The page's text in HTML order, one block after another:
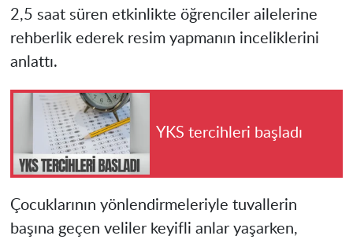
2,5 saat süren etkinlikte öğrenciler ailelerine
rehberlik ederek resim yapmanın inceliklerini
anlattı.
YKS tercihleri başladı
Çocuklarının yönlendirmeleriyle tuvallerin
başına geçen veliler keyifli anlar yaşarken,